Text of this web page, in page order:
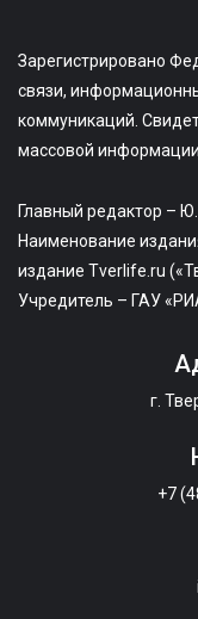
Зарегистрировано
связи,
коммуникаций.
массовой
Главный редактор –
Наименование
издание Tverlife.ru
Учредитель – ГАУ
г.
+7